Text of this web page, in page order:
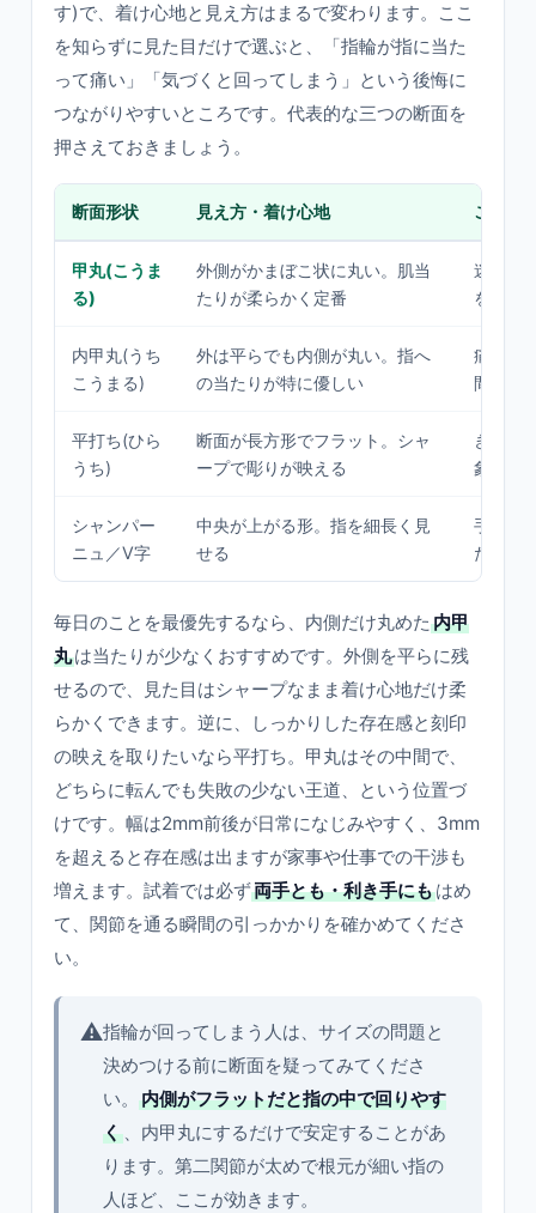
す)で、着け心地と見え方はまるで変わります。ここ
を知らずに見た目だけで選ぶと、「指輪が指に当た
って痛い」「気づくと回ってしまう」という後悔に
つながりやすいところです。代表的な三つの断面を
押さえておきましょう。
断面形状 見え方・着け心地 こんな
甲丸(こうま
る)
外側がかまぼこ状に丸い。肌当
たりが柔らかく定番
迷った
をよく
内甲丸(うち
こうまる)
外は平らでも内側が丸い。指へ
の当たりが特に優しい
痛みが
間つけ
平打ち(ひら
うち)
断面が長方形でフラット。シャ
ープで彫りが映える
きりっ
象・刻
シャンパー
ニュ／V字
中央が上がる形。指を細長く見
せる
手をす
たい
毎日のことを最優先するなら、内側だけ丸めた 内甲
丸は当たりが少なくおすすめです。外側を平らに残
せるので、見た目はシャープなまま着け心地だけ柔
らかくできます。逆に、しっかりした存在感と刻印
の映えを取りたいなら平打ち。甲丸はその中間で、
どちらに転んでも失敗の少ない王道、という位置づ
けです。幅は2mm前後が日常になじみやすく、3mm
を超えると存在感は出ますが家事や仕事での干渉も
増えます。試着では必ず両手とも・利き手にもはめ
て、関節を通る瞬間の引っかかりを確かめてくださ
い。
⚠️指輪が回ってしまう人は、サイズの問題と
決めつける前に断面を疑ってみてくださ
い。
内側がフラットだと指の中で回りやす
く 、内甲丸にするだけで安定することがあ
ります。第二関節が太めで根元が細い指の
人ほど、ここが効きます。